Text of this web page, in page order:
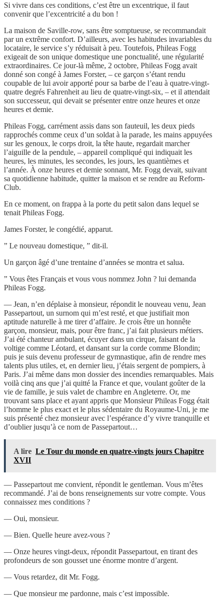
Si vivre dans ces conditions, c’est être un excentrique, il faut
convenir que l’excentricité a du bon !
La maison de Saville-row, sans être somptueuse, se recommandait
par un extrême confort. D’ailleurs, avec les habitudes invariables du
locataire, le service s’y réduisait à peu. Toutefois, Phileas Fogg
exigeait de son unique domestique une ponctualité, une régularité
extraordinaires. Ce jour-là même, 2 octobre, Phileas Fogg avait
donné son congé à James Forster, – ce garçon s’étant rendu
coupable de lui avoir apporté pour sa barbe de l’eau à quatre-vingt-
quatre degrés Fahrenheit au lieu de quatre-vingt-six, – et il attendait
son successeur, qui devait se présenter entre onze heures et onze
heures et demie.
Phileas Fogg, carrément assis dans son fauteuil, les deux pieds
rapprochés comme ceux d’un soldat à la parade, les mains appuyées
sur les genoux, le corps droit, la tête haute, regardait marcher
l’aiguille de la pendule, – appareil compliqué qui indiquait les
heures, les minutes, les secondes, les jours, les quantièmes et
l’année. À onze heures et demie sonnant, Mr. Fogg devait, suivant
sa quotidienne habitude, quitter la maison et se rendre au Reform-
Club.
En ce moment, on frappa à la porte du petit salon dans lequel se
tenait Phileas Fogg.
James Forster, le congédié, apparut.
” Le nouveau domestique, ” dit-il.
Un garçon âgé d’une trentaine d’années se montra et salua.
” Vous êtes Français et vous vous nommez John ? lui demanda
Phileas Fogg.
— Jean, n’en déplaise à monsieur, répondit le nouveau venu, Jean
Passepartout, un surnom qui m’est resté, et que justifiait mon
aptitude naturelle à me tirer d’affaire. Je crois être un honnête
garçon, monsieur, mais, pour être franc, j’ai fait plusieurs métiers.
J’ai été chanteur ambulant, écuyer dans un cirque, faisant de la
voltige comme Léotard, et dansant sur la corde comme Blondin;
puis je suis devenu professeur de gymnastique, afin de rendre mes
talents plus utiles, et, en dernier lieu, j’étais sergent de pompiers, à
Paris. J’ai même dans mon dossier des incendies remarquables. Mais
voilà cinq ans que j’ai quitté la France et que, voulant goûter de la
vie de famille, je suis valet de chambre en Angleterre. Or, me
trouvant sans place et ayant appris que Monsieur Phileas Fogg était
l’homme le plus exact et le plus sédentaire du Royaume-Uni, je me
suis présenté chez monsieur avec l’espérance d’y vivre tranquille et
d’oublier jusqu’à ce nom de Passepartout…
A lire Le Tour du monde en quatre-vingts jours Chapitre
XVII
— Passepartout me convient, répondit le gentleman. Vous m’êtes
recommandé. J’ai de bons renseignements sur votre compte. Vous
connaissez mes conditions ?
— Oui, monsieur.
— Bien. Quelle heure avez-vous ?
— Onze heures vingt-deux, répondit Passepartout, en tirant des
profondeurs de son gousset une énorme montre d’argent.
— Vous retardez, dit Mr. Fogg.
— Que monsieur me pardonne, mais c’est impossible.